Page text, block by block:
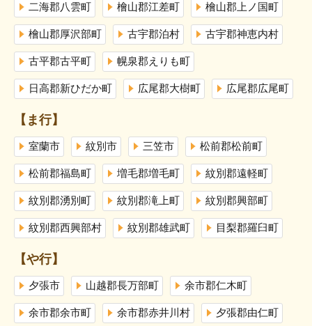
二海郡八雲町 檜山郡江差町 檜山郡上ノ国町
檜山郡厚沢部町 古宇郡泊村 古宇郡神恵内村
古平郡古平町 幌泉郡えりも町
日高郡新ひだか町 広尾郡大樹町 広尾郡広尾町
【ま行】
室蘭市 紋別市 三笠市 松前郡松前町
松前郡福島町 増毛郡増毛町 紋別郡遠軽町
紋別郡湧別町 紋別郡滝上町 紋別郡興部町
紋別郡西興部村 紋別郡雄武町 目梨郡羅臼町
【や行】
夕張市 山越郡長万部町 余市郡仁木町
余市郡余市町 余市郡赤井川村 夕張郡由仁町